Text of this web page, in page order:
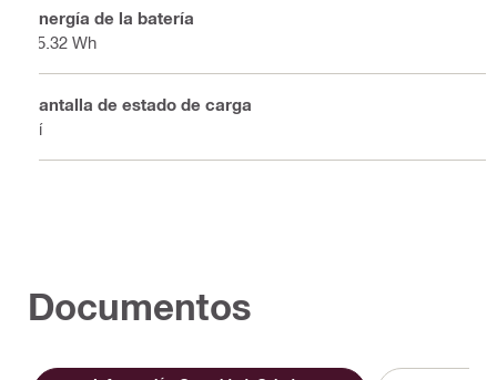
Energía de la batería
85.32 Wh
Pantalla de estado de carga
Sí
Documentos